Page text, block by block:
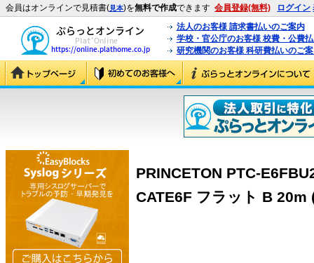
会員はオンラインで見積書(見本)を無料で作成できます 会員登録(無料) ログイン
法人のお客様 請求書払いのご案内
学校・官公庁のお客様 校費・公費
研究機関のお客様 科研費払いのご
PRINCETON PTC-
CATE6F フラット B 20m